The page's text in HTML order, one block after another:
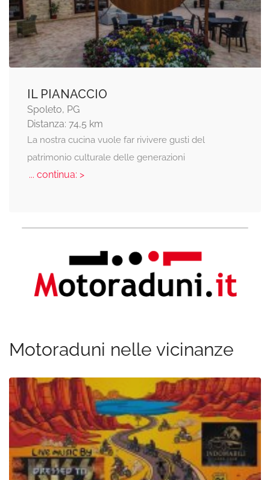
IL PIANACCIO
Spoleto, PG
Distanza: 74,5 km
La nostra cucina vuole far rivivere gusti del
patrimonio culturale delle generazioni
... continua: >
Motoraduni nelle vicinanze